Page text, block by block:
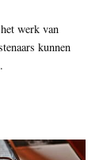
werk van
kunnen